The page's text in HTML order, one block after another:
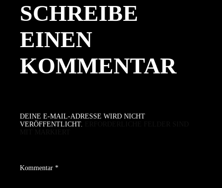
SCHREIBE
EINEN
KOMMENTAR
DEINE E-MAIL-ADRESSE WIRD NICHT
VERÖFFENTLICHT.
Kommentar *